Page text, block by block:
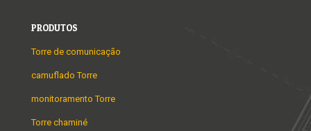
PRODUTOS
Torre de comunicação
camuflado Torre
monitoramento Torre
Torre chaminé